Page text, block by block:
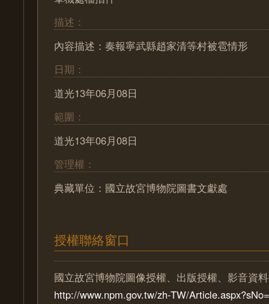
描述：
內容描述：奏報寧武縣趙家清等村被雹情形
日期：
道光13年06月08日
範圍：
道光13年06月08日
管理權：
典藏單位：國立故宮博物院圖書文獻處
授權聯絡窗口
國立故宮博物院圖像授權、出版授權、影音資
http://www.npm.gov.tw/zh-TW/